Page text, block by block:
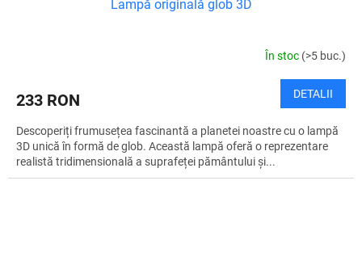
Lampă originală glob 3D
În stoc (>5 buc.)
233 RON DETALII
Descoperiți frumusețea fascinantă a planetei noastre cu o lampă
3D unică în formă de glob. Această lampă oferă o reprezentare
realistă tridimensională a suprafeței pământului și...